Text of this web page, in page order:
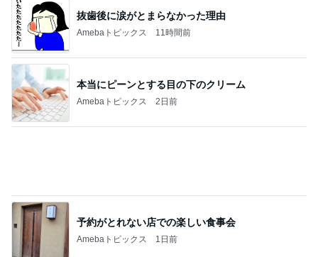
抜歯後に涙がとまらなかった理由
Amebaトピックス 11時間前
本当にピーンとする目の下のクリーム
Amebaトピックス 2日前
予約がとれない店での楽しい食事会
Amebaトピックス 1日前